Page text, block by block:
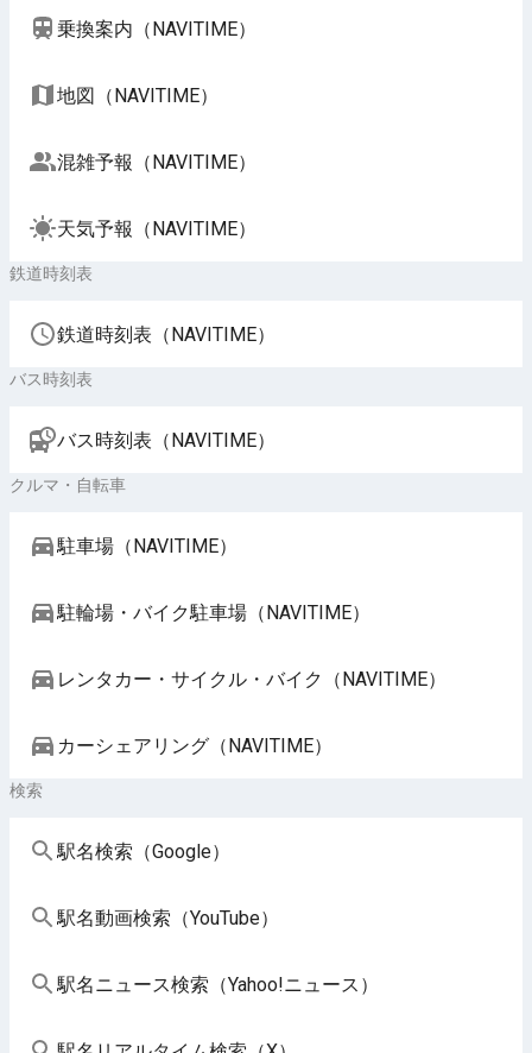
乗換案内（NAVITIME）
地図（NAVITIME）
混雑予報（NAVITIME）
天気予報（NAVITIME）
鉄道時刻表
鉄道時刻表（NAVITIME）
バス時刻表
バス時刻表（NAVITIME）
クルマ・自転車
駐車場（NAVITIME）
駐輪場・バイク駐車場（NAVITIME）
レンタカー・サイクル・バイク（NAVITIME）
カーシェアリング（NAVITIME）
検索
駅名検索（Google）
駅名動画検索（YouTube）
駅名ニュース検索（Yahoo!ニュース）